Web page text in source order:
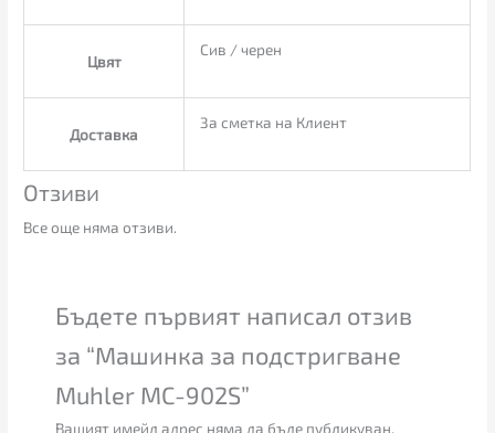
Цвят
Сив / черен
Доставка
За сметка на Клиент
Отзиви
Все още няма отзиви.
Бъдете първият написал отзив
за “Машинка за подстригване
Muhler MC-902S”
Вашият имейл адрес няма да бъде публикуван.